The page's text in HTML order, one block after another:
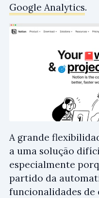
Google Analytics.
A grande
a uma solução
especialmente
partido da
funcionalidades de